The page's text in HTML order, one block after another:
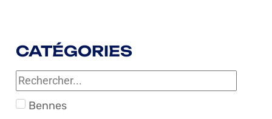
CATÉGORIES
Bennes